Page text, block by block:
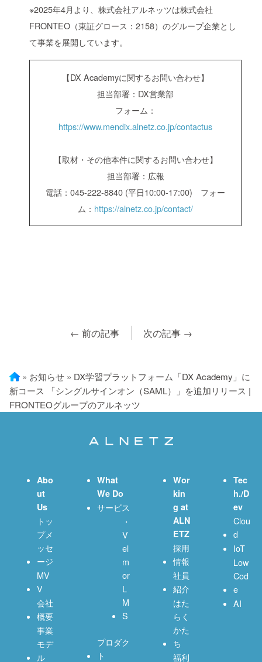
※2025年4月より、株式会社アルネッツは株式会社
FRONTEO（東証グロース：2158）のグループ企業とし
て事業を展開しています。
【DX Academyに関するお問い合わせ】
担当部署：DX営業部
フォーム：
https://www.mendix.alnetz.co.jp/contactus
【取材・その他本件に関するお問い合わせ】
担当部署：広報
電話：045-222-8840 (平日10:00-17:00) フォー
ム： https://alnetz.co.jp/contact/
← 前の記事 次の記事 →
» お知らせ » DX学習プラットフォーム「DX Academy」に
新コース 「シングルサインオン（SAML）」を追加リリース |
FRONTEOグループのアルネッツ
Abo
ut
Us
トッ
プメ
ッセ
ージ
MV
V
会社
概要
事業
モデ
ル
What
We Do
サービス
・
V
el
m
or
L
M
S
プロダク
ト
Wor
kin
g at
ALN
ETZ
採用
情報
社員
紹介
はた
らく
かた
ち
福利
Tec
h./D
ev
Clou
d
IoT
Low
Cod
e
AI